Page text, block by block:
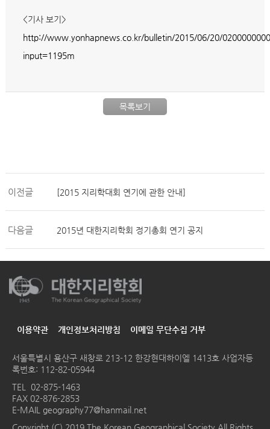
<기사 보기>
http://www.yonhapnews.co.kr/bulletin/2015/06/20/
input=1195m
목록보기
이전글 [2015 지리학대회 연기에 관한 안내]
다음글 2015년 대한지리학회 정기총회 연기 공지
이용약관 개인정보처리방침 이메일 무단수집 거부
서울특별시 용산구 새창로 213-12 한강현대하이엘 1413호 사업자등
록번호: 112-82-05944
TEL 02-875-1463
FAX 02-876-2853
E-MAIL geography77@hanmail.net